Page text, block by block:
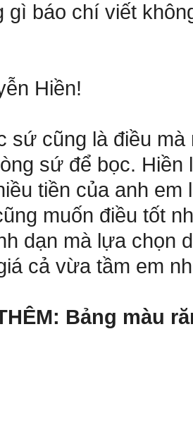
gì báo chí viết
Hiền!
sứ cũng là điều
sứ để bọc.
tiền của anh
muốn điều tốt
dạn mà lựa chọn
cả vừa tầm em
Bảng màu